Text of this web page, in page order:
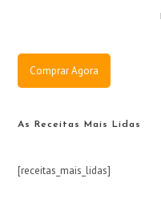
Comprar Agora
As Receitas Mais Lidas
[receitas_mais_lidas]